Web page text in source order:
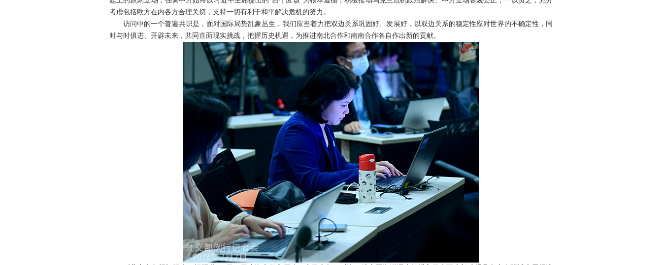
考虑包括欧方在内各方合理关切，支持一切有利于和平解决危机的努力。
访问中的一个普遍共识是，面对国际局势乱象丛生，我们应当着力把双边关系巩固好、发展好，以双边关系的稳定性应对世界的不确定性，同
时与时俱进、开辟未来，共同直面现实挑战，把握历史机遇，为推进南北合作和南南合作各自作出新的贡献。